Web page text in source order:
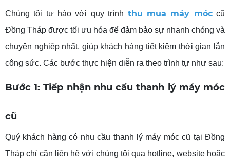
Chúng tôi tự hào với quy trình thu mua máy móccũ
Đồng Tháp được tối ưu hóa để đảm bảo sự nhanh chóng và
chuyên nghiệp nhất, giúp khách hàng tiết kiệm thời gian lẫn
công sức. Các bước thực hiện diễn ra theo trình tự như sau:
Bước 1: Tiếp nhận nhu cầu thanh lý máy móc
cũ
Quý khách hàng có nhu cầu thanh lý máy móc cũ tại Đồng
Tháp chỉ cần liên hệ với chúng tôi qua hotline, website hoặc